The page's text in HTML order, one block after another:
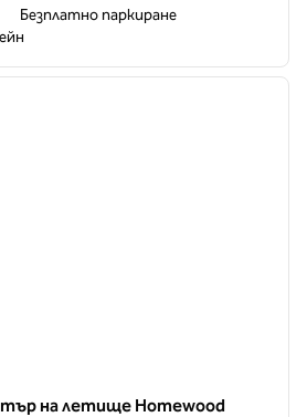
Безплатно паркиране
на летище Homewood